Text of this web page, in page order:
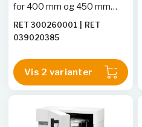
for 400 mm og 450 mm
både våt- og tørrsikting. En
optimalisering av det
drivverket gjør det mulig
med amplituder på opptil 2,2
sikting enn ved bruk av
RET 300260001
RET
039020385
Vis 2 varianter